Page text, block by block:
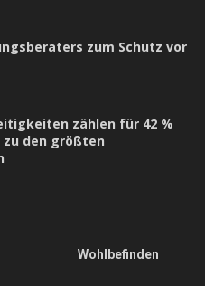
zum Schutz vor
zählen für 42 %
den größten
Wohlbefinden